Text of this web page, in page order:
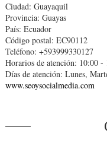
Ciudad: Guayaquil
Provincia: Guayas
País: Ecuador
Código postal: EC90112
Teléfono: +593999330127
Horarios de atención: 10:00 -
Días de atención: Lunes,
www.seoysocialmedia.com